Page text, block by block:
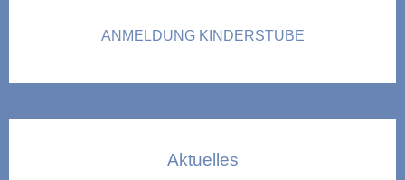
ANMELDUNG KINDERSTUBE
Aktuelles